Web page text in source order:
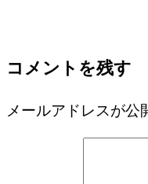
コメントを残す
メールアドレスが公